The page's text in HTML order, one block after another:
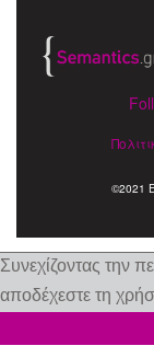
Συνεχίζοντας την
αποδέχεστε τη
©2021